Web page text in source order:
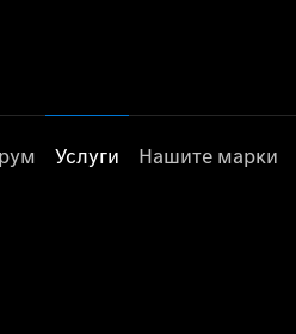
Услуги Нашите марки